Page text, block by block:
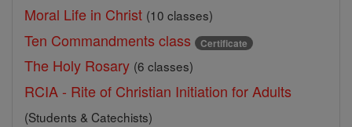
Moral Life in Christ (10 classes)
Ten Commandments class Certificate
The Holy Rosary (6 classes)
RCIA - Rite of Christian Initiation for Adults
(Students & Catechists)